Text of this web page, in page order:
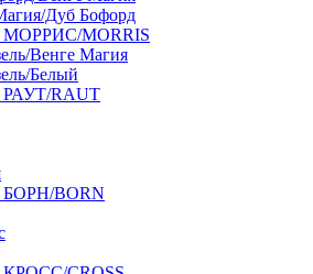
Дуб Бофорд
МОРРИС/MORRIS
Венге Магия
Белый
РАУТ/RAUT
БОРН/BORN